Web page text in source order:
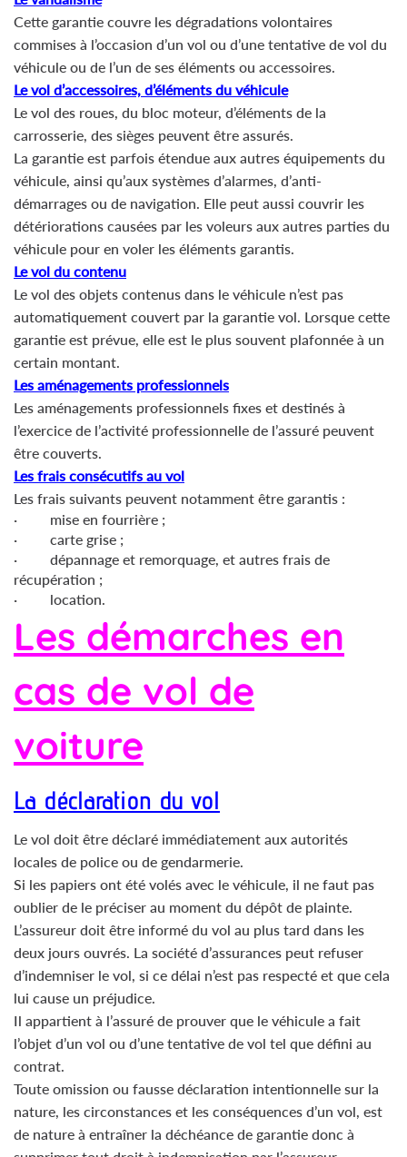
Cette garantie couvre les dégradations volontaires
commises à l’occasion d’un vol ou d’une tentative de vol du
véhicule ou de l’un de ses éléments ou accessoires.
Le vol d’accessoires, d’éléments du véhicule
Le vol des roues, du bloc moteur, d’éléments de la
carrosserie, des sièges peuvent être assurés.
La garantie est parfois étendue aux autres équipements du
véhicule, ainsi qu’aux systèmes d’alarmes, d’anti-
démarrages ou de navigation. Elle peut aussi couvrir les
détériorations causées par les voleurs aux autres parties du
véhicule pour en voler les éléments garantis.
Le vol du contenu
Le vol des objets contenus dans le véhicule n’est pas
automatiquement couvert par la garantie vol. Lorsque cette
garantie est prévue, elle est le plus souvent plafonnée à un
certain montant.
Les aménagements professionnels
Les aménagements professionnels fixes et destinés à
l’exercice de l’activité professionnelle de l’assuré peuvent
être couverts.
Les frais consécutifs au vol
Les frais suivants peuvent notamment être garantis :
· mise en fourrière ;
· carte grise ;
· dépannage et remorquage, et autres frais de
récupération ;
· location.
Les démarches en
cas de vol de
voiture
La déclaration du vol
Le vol doit être déclaré immédiatement aux autorités
locales de police ou de gendarmerie.
Si les papiers ont été volés avec le véhicule, il ne faut pas
oublier de le préciser au moment du dépôt de plainte.
L’assureur doit être informé du vol au plus tard dans les
deux jours ouvrés. La société d’assurances peut refuser
d’indemniser le vol, si ce délai n’est pas respecté et que cela
lui cause un préjudice.
Il appartient à l’assuré de prouver que le véhicule a fait
l’objet d’un vol ou d’une tentative de vol tel que défini au
contrat.
Toute omission ou fausse déclaration intentionnelle sur la
nature, les circonstances et les conséquences d’un vol, est
de nature à entraîner la déchéance de garantie donc à